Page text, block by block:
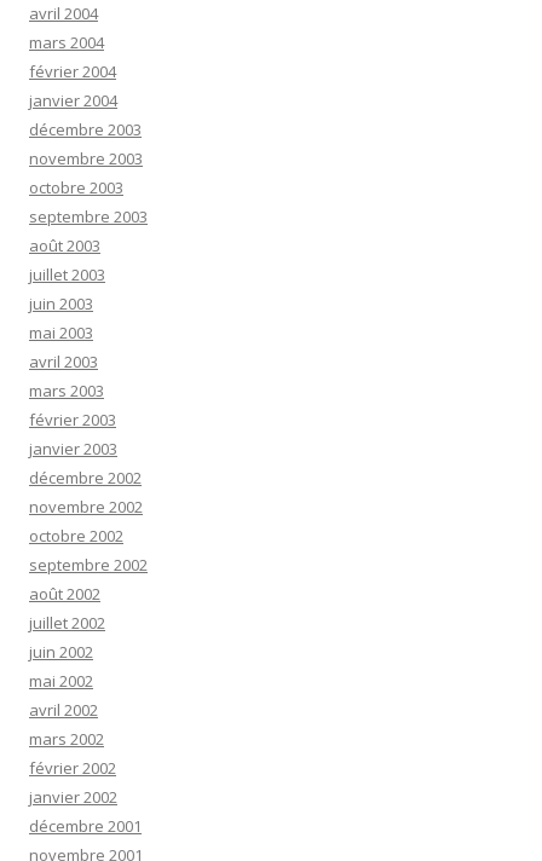
avril 2004
mars 2004
février 2004
janvier 2004
décembre 2003
novembre 2003
octobre 2003
septembre 2003
août 2003
juillet 2003
juin 2003
mai 2003
avril 2003
mars 2003
février 2003
janvier 2003
décembre 2002
novembre 2002
octobre 2002
septembre 2002
août 2002
juillet 2002
juin 2002
mai 2002
avril 2002
mars 2002
février 2002
janvier 2002
décembre 2001
novembre 2001